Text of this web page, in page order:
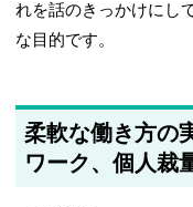
れを話のきっかけにし
な目的です。
柔軟な働き方の
ワーク、個人裁